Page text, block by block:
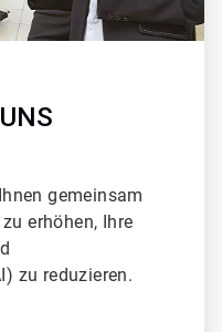
gemeinsam
erhöhen, Ihre
zu reduzieren.